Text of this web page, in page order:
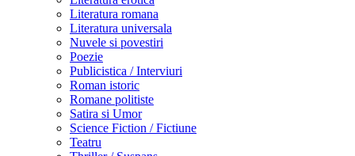
Literatura romana
Literatura universala
Nuvele si povestiri
Poezie
Publicistica / Interviuri
Roman istoric
Romane politiste
Satira si Umor
Science Fiction / Fictiune
Teatru